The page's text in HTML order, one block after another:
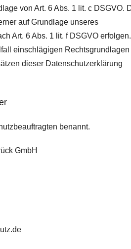
von Art. 6 Abs. 1 lit. c DSGVO.
auf Grundlage unseres
Art. 6 Abs. 1 lit. f DSGVO erfolgen.
einschlägigen Rechtsgrundlagen
dieser Datenschutzerklärung
benannt.
GmbH